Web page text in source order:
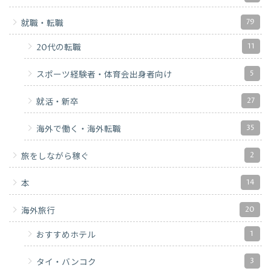
就職・転職 79
20代の転職 11
スポーツ経験者・体育会出身者向け 5
就活・新卒 27
海外で働く・海外転職 35
旅をしながら稼ぐ 2
本 14
海外旅行 20
おすすめホテル 1
タイ・バンコク 3